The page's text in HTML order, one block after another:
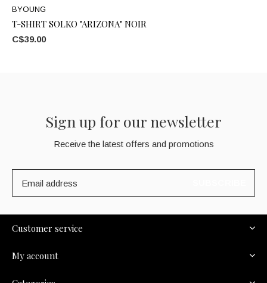
BYOUNG
T-SHIRT SOLKO "ARIZONA" NOIR
C$39.00
Sign up for our newsletter
Receive the latest offers and promotions
Customer service
My account